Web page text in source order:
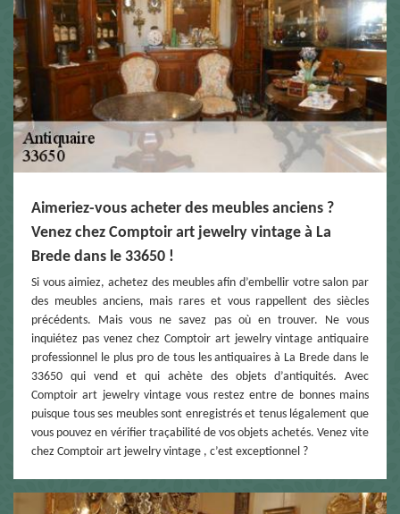
Aimeriez-vous acheter des meubles anciens ?
Venez chez Comptoir art jewelry vintage à La
Brede dans le 33650 !
Si vous aimiez, achetez des meubles afin d’embellir votre salon par
des meubles anciens, mais rares et vous rappellent des siècles
précédents. Mais vous ne savez pas où en trouver. Ne vous
inquiétez pas venez chez Comptoir art jewelry vintage antiquaire
professionnel le plus pro de tous les antiquaires à La Brede dans le
33650 qui vend et qui achète des objets d’antiquités. Avec
Comptoir art jewelry vintage vous restez entre de bonnes mains
puisque tous ses meubles sont enregistrés et tenus légalement que
vous pouvez en vérifier traçabilité de vos objets achetés. Venez vite
chez Comptoir art jewelry vintage , c’est exceptionnel ?